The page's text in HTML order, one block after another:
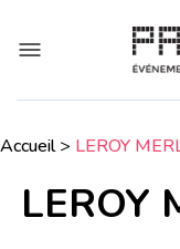
Accueil> LEROY
LEROY